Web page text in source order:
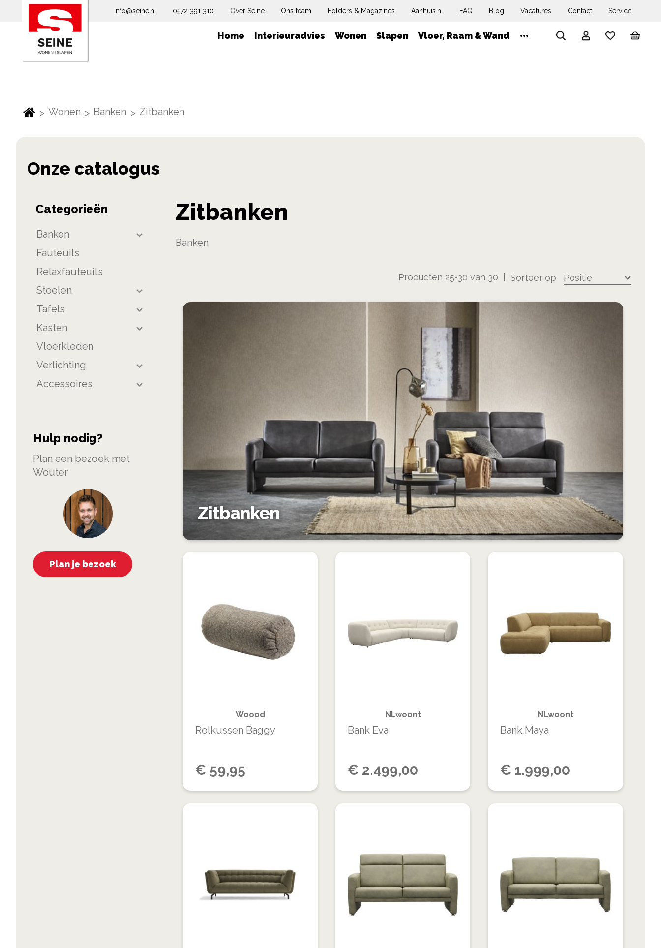
info@seine.nl 0572 391 310 Over Seine Ons team Folders & Magazines Aanhuis.nl FAQ Blog Vacatures Contact Service
Home Interieuradvies Wonen Slapen Vloer, Raam & Wand Search
Account
Wonen Banken Zitbanken
Zitbanken
Banken
Producten 25-30 van 30 Sorteer op
Zitbanken
VERLANGLIJST
Woood
Rolkussen Baggy
€ 59,95
AAN
VERLANGLIJST
OM
NLwoont
Bank Eva
€ 2.499,00
AAN
OM
NLwoont
Bank Maya
€ 1.999,00
VERLANGLIJST
VERGELIJKEN
AAN
VERLANGLIJST
TE
VERGELIJKEN
AAN
OM
TE
Categorieën
Banken
Fauteuils
Relaxfauteuils
Stoelen
Tafels
Kasten
Vloerkleden
Verlichting
Accessoires
Hulp nodig?
Plan een bezoek met
Wouter
Plan je bezoek